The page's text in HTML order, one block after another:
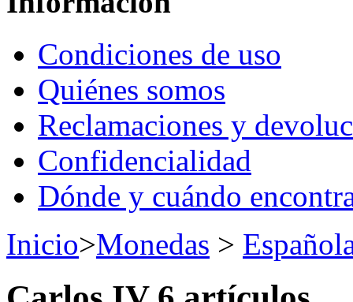
Condiciones de uso
Quiénes somos
Reclamaciones y
Confidencialidad
Dónde y cuándo
Inicio>Monedas >